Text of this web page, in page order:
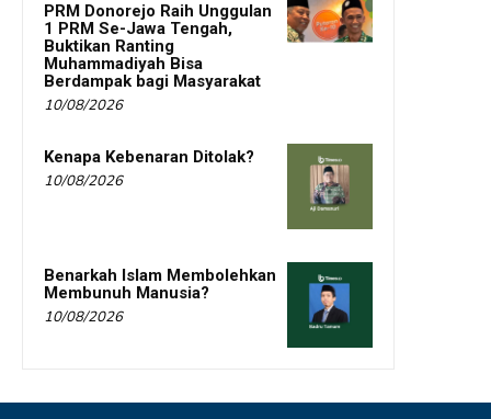
PRM Donorejo Raih Unggulan
1 PRM Se-Jawa Tengah,
Buktikan Ranting
Muhammadiyah Bisa
Berdampak bagi Masyarakat
10/08/2026
Kenapa Kebenaran Ditolak?
10/08/2026
Benarkah Islam Membolehkan
Membunuh Manusia?
10/08/2026